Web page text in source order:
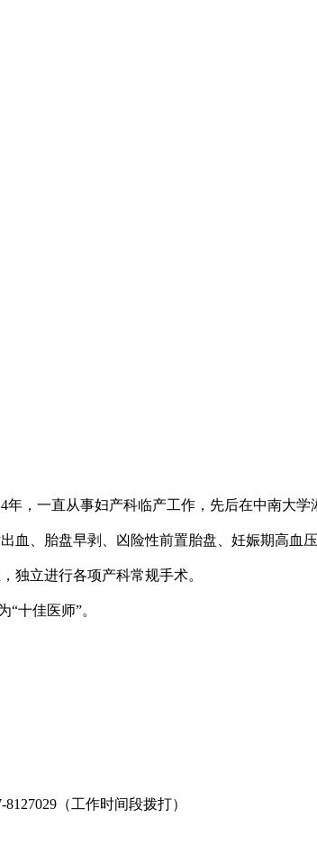
，一直从事妇产科临产工作，先后在中南大
、胎盘早剥、凶险性前置胎盘、妊娠期高血压
独立进行各项产科常规手术。
“十佳医师”。
（工作时间段拨打）